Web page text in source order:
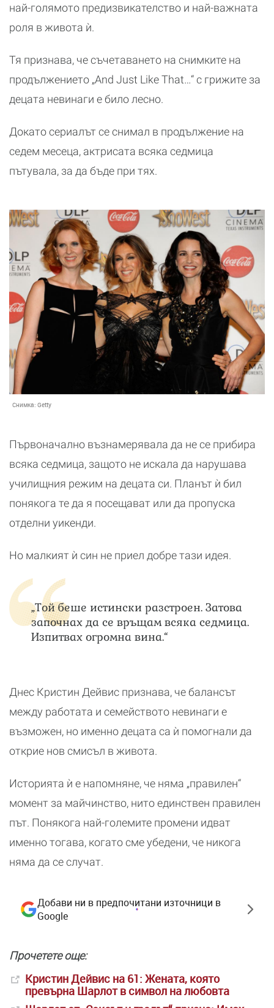
най-голямото предизвикателство и най-важната
роля в живота ѝ.
Тя признава, че съчетаването на снимките на
продължението „And Just Like That…“ с грижите за
децата невинаги е било лесно.
Докато сериалът се снимал в продължение на
седем месеца, актрисата всяка седмица
пътувала, за да бъде при тях.
Снимка: Getty
Първоначално възнамерявала да не се прибира
всяка седмица, защото не искала да нарушава
училищния режим на децата си. Планът ѝ бил
понякога те да я посещават или да пропуска
отделни уикенди.
Но малкият ѝ син не приел добре тази идея.
„Той беше истински разстроен. Затова
започнах да се връщам всяка седмица.
Изпитвах огромна вина.“
Днес Кристин Дейвис признава, че балансът
между работата и семейството невинаги е
възможен, но именно децата са ѝ помогнали да
открие нов смисъл в живота.
Историята ѝ е напомняне, че няма „правилен“
момент за майчинство, нито единствен правилен
път. Понякога най-големите промени идват
именно тогава, когато сме убедени, че никога
няма да се случат.
Добави ни в предпочитани източници в
Google
Прочетете още:
Кристин Дейвис на 61: Жената, която
превърна Шарлот в символ на любовта